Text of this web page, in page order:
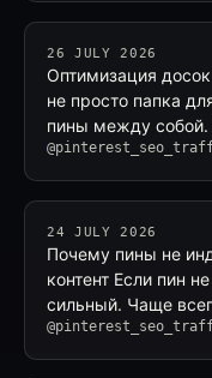
26 JULY 2026
Оптимизация
не просто папка
пины между собой.
24 JULY 2026
Почему пины не
контент Если пин
сильный. Чаще